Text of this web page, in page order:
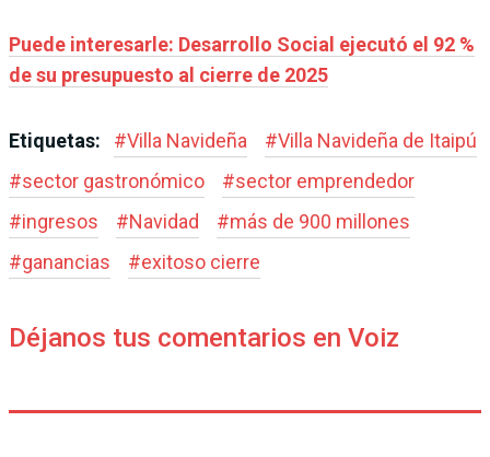
Puede interesarle: Desarrollo Social ejecutó el 92 %
de su presupuesto al cierre de 2025
Etiquetas: #Villa Navideña #Villa Navideña de Itaipú
#sector gastronómico #sector emprendedor
#ingresos #Navidad #más de 900 millones
#ganancias #exitoso cierre
Déjanos tus comentarios en Voiz